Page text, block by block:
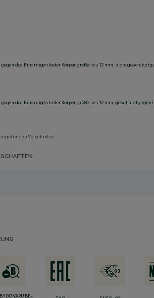
das Eindringen fester Körper größer als 12 mm, nicht geschützt
das Eindringen fester Körper größer als 12 mm, geschützt gegen
geltenden Vorschriften.